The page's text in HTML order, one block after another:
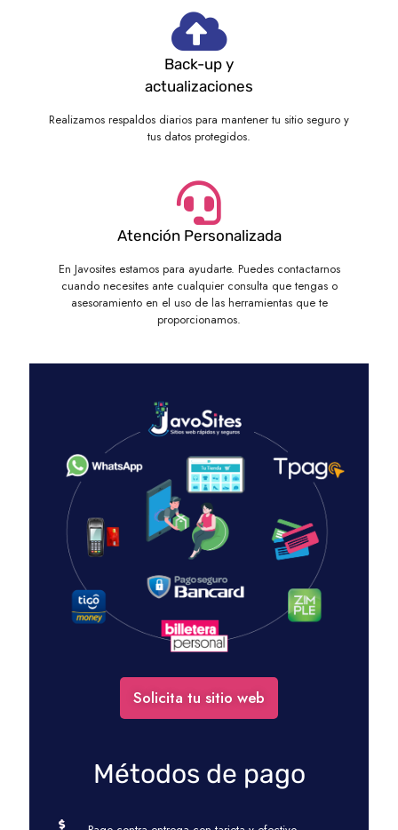
Back-up y
actualizaciones
Realizamos respaldos diarios para mantener tu sitio seguro y
tus datos protegidos.
Atención Personalizada
En Javosites estamos para ayudarte. Puedes contactarnos
cuando necesites ante cualquier consulta que tengas o
asesoramiento en el uso de las herramientas que te
proporcionamos.
Métodos de pago
Solicita tu sitio web